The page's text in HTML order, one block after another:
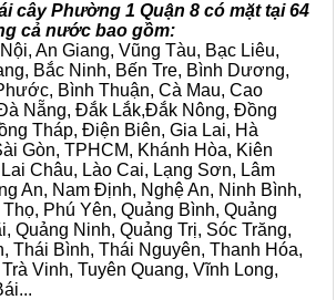
cây Phường 1 Quận 8 có mặt tại 64
cả nước bao gồm:
An Giang, Vũng Tàu, Bạc Liêu,
Bắc Ninh, Bến Tre, Bình Dương,
Bình Thuận, Cà Mau, Cao
Nẵng, Đắk Lắk,Đắk Nông, Đồng
Tháp, Điện Biên, Gia Lai, Hà
Gòn, TPHCM, Khánh Hòa, Kiên
Châu, Lào Cai, Lạng Sơn, Lâm
An, Nam Định, Nghệ An, Ninh Bình,
Phú Yên, Quảng Bình, Quảng
Quảng Ninh, Quảng Trị, Sóc Trăng,
Thái Bình, Thái Nguyên, Thanh Hóa,
Vinh, Tuyên Quang, Vĩnh Long,